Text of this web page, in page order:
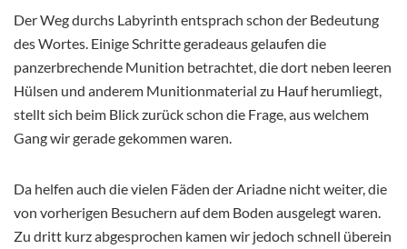
Der Weg durchs Labyrinth entsprach schon der Bedeutung
des Wortes. Einige Schritte geradeaus gelaufen die
panzerbrechende Munition betrachtet, die dort neben leeren
Hülsen und anderem Munitionmaterial zu Hauf herumliegt,
stellt sich beim Blick zurück schon die Frage, aus welchem
Gang wir gerade gekommen waren.
Da helfen auch die vielen Fäden der Ariadne nicht weiter, die
von vorherigen Besuchern auf dem Boden ausgelegt waren.
Zu dritt kurz abgesprochen kamen wir jedoch schnell überein